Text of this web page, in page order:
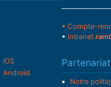
iOS
Android
• Compte-
• Intranet
Notre